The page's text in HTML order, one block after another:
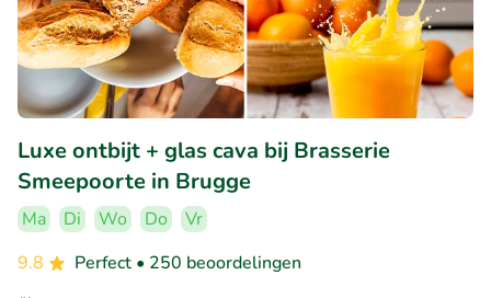
Luxe ontbijt + glas cava bij Brasserie
Smeepoorte in Brugge
Ma Di Wo Do
Vr
9.8
Perfect • 250 beoordelingen